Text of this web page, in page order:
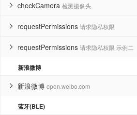
checkCamera 检测摄像头

requestPermissions 请求隐私权限

requestPermissions 请求隐私权限 示例二

新浪微博
新浪微博 open.weibo.com

蓝牙(BLE)